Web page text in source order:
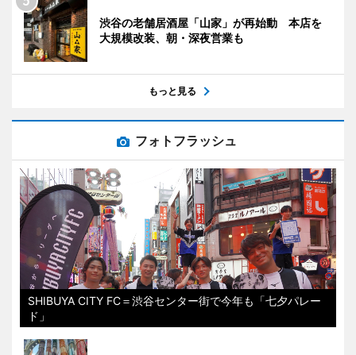
渋谷の老舗居酒屋「山家」が再始動 本店を
大規模改装、朝・深夜営業も
もっと見る
フォトフラッシュ
SHIBUYA CITY FC＝渋谷センター街で今年も「七夕パレー
ド」